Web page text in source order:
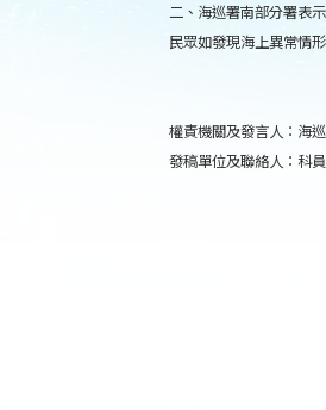
二、海巡署南部分署表
民眾如發現海上異常情
權責機關及發言人：海
發稿單位及聯絡人：科